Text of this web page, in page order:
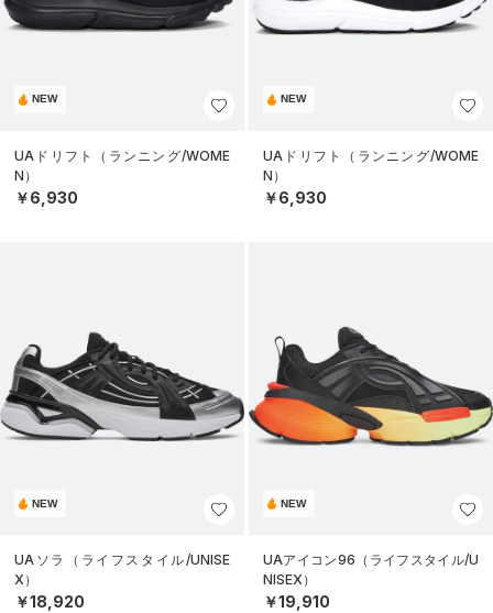
NEW
UAドリフト（ランニング/WOME
N）
￥6,930
NEW
UAドリフト（ランニング/WOME
N）
￥6,930
NEW
UAソラ（ライフスタイル/UNISE
X）
￥18,920
NEW
UAアイコン96（ライフスタイル/U
NISEX）
￥19,910